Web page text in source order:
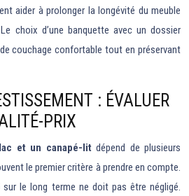
aider à prolonger la longévité du meuble
choix d’une banquette avec un dossier
couchage confortable tout en préservant
: ÉVALUER
PRIX
et un canapé-lit dépend de plusieurs
le premier critère à prendre en compte.
sur le long terme ne doit pas être négligé.